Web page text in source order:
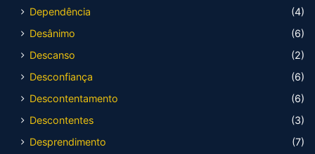
Dependência
(4)
Desânimo
(6)
Descanso
(2)
Desconfiança
(6)
Descontentamento
(6)
Descontentes
(3)
Desprendimento
(7)